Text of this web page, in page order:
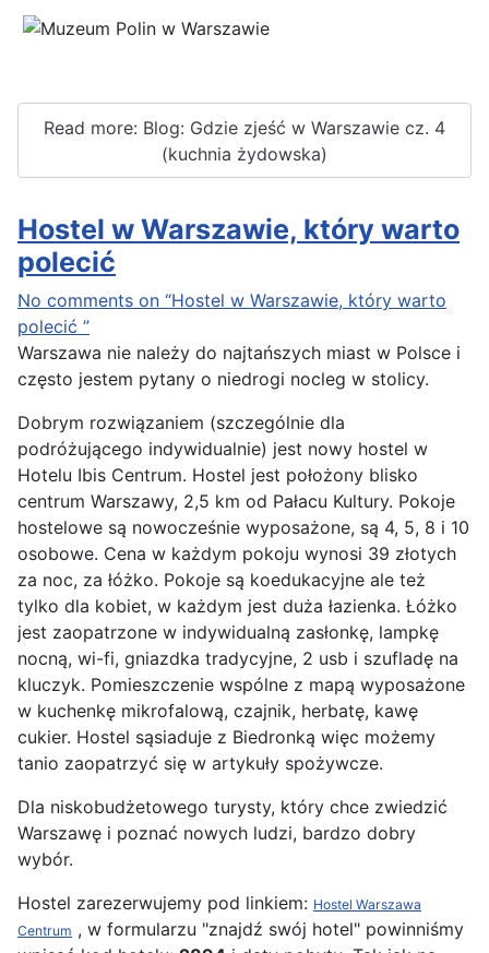
Read more: Blog: Gdzie zjeść w Warszawie cz. 4
(kuchnia żydowska)
Hostel w Warszawie, który warto
polecić
No comments on “Hostel w Warszawie, który warto
polecić ”
Warszawa nie należy do najtańszych miast w Polsce i
często jestem pytany o niedrogi nocleg w stolicy.
Dobrym rozwiązaniem (szczególnie dla
podróżującego indywidualnie) jest nowy hostel w
Hotelu Ibis Centrum. Hostel jest położony blisko
centrum Warszawy, 2,5 km od Pałacu Kultury. Pokoje
hostelowe są nowocześnie wyposażone, są 4, 5, 8 i 10
osobowe. Cena w każdym pokoju wynosi 39 złotych
za noc, za łóżko. Pokoje są koedukacyjne ale też
tylko dla kobiet, w każdym jest duża łazienka. Łóżko
jest zaopatrzone w indywidualną zasłonkę, lampkę
nocną, wi-fi, gniazdka tradycyjne, 2 usb i szufladę na
kluczyk. Pomieszczenie wspólne z mapą wyposażone
w kuchenkę mikrofalową, czajnik, herbatę, kawę
cukier. Hostel sąsiaduje z Biedronką więc możemy
tanio zaopatrzyć się w artykuły spożywcze.
Dla niskobudżetowego turysty, który chce zwiedzić
Warszawę i poznać nowych ludzi, bardzo dobry
wybór.
Hostel zarezerwujemy pod linkiem: Hostel Warszawa
Centrum , w formularzu "znajdź swój hotel" powinniśmy